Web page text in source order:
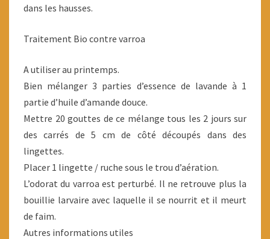
dans les hausses.
Traitement Bio contre varroa
A utiliser au printemps.
Bien mélanger 3 parties d’essence de lavande à 1
partie d’huile d’amande douce.
Mettre 20 gouttes de ce mélange tous les 2 jours sur
des carrés de 5 cm de côté découpés dans des
lingettes.
Placer 1 lingette / ruche sous le trou d’aération.
L’odorat du varroa est perturbé. Il ne retrouve plus la
bouillie larvaire avec laquelle il se nourrit et il meurt
de faim.
Autres informations utiles